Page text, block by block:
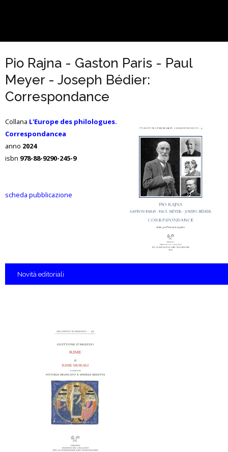
Pio Rajna - Gaston Paris - Paul
Meyer - Joseph Bédier:
Correspondance
Collana L'Europe des philologues.
Correspondancea
anno 2024
isbn 978-88-9290-245-9
scheda pubblicazione
Novità editoriali